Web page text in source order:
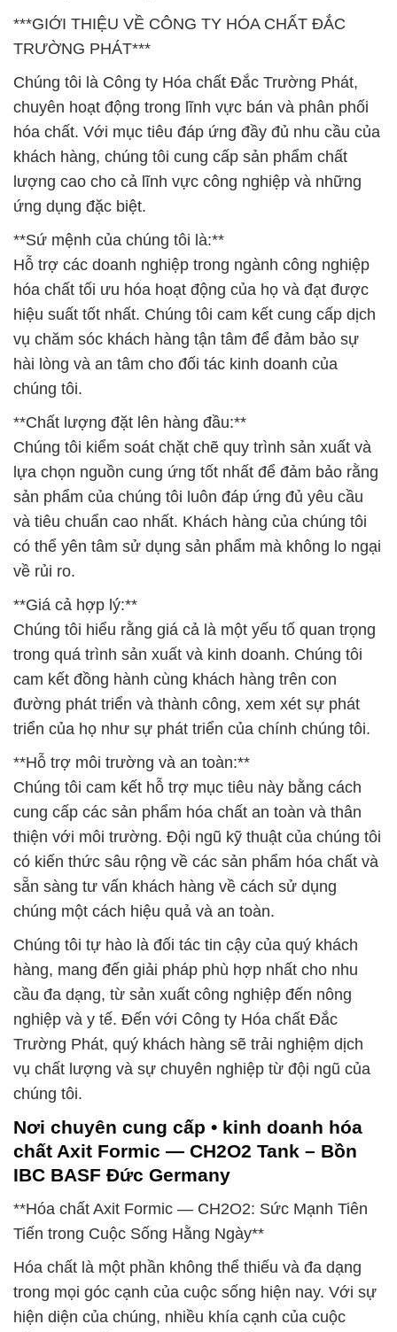
***GIỚI THIỆU VỀ CÔNG TY HÓA CHẤT ĐẮC
TRƯỜNG PHÁT***
Chúng tôi là Công ty Hóa chất Đắc Trường Phát,
chuyên hoạt động trong lĩnh vực bán và phân phối
hóa chất. Với mục tiêu đáp ứng đầy đủ nhu cầu của
khách hàng, chúng tôi cung cấp sản phẩm chất
lượng cao cho cả lĩnh vực công nghiệp và những
ứng dụng đặc biệt.
**Sứ mệnh của chúng tôi là:**
Hỗ trợ các doanh nghiệp trong ngành công nghiệp
hóa chất tối ưu hóa hoạt động của họ và đạt được
hiệu suất tốt nhất. Chúng tôi cam kết cung cấp dịch
vụ chăm sóc khách hàng tận tâm để đảm bảo sự
hài lòng và an tâm cho đối tác kinh doanh của
chúng tôi.
**Chất lượng đặt lên hàng đầu:**
Chúng tôi kiểm soát chặt chẽ quy trình sản xuất và
lựa chọn nguồn cung ứng tốt nhất để đảm bảo rằng
sản phẩm của chúng tôi luôn đáp ứng đủ yêu cầu
và tiêu chuẩn cao nhất. Khách hàng của chúng tôi
có thể yên tâm sử dụng sản phẩm mà không lo ngại
về rủi ro.
**Giá cả hợp lý:**
Chúng tôi hiểu rằng giá cả là một yếu tố quan trọng
trong quá trình sản xuất và kinh doanh. Chúng tôi
cam kết đồng hành cùng khách hàng trên con
đường phát triển và thành công, xem xét sự phát
triển của họ như sự phát triển của chính chúng tôi.
**Hỗ trợ môi trường và an toàn:**
Chúng tôi cam kết hỗ trợ mục tiêu này bằng cách
cung cấp các sản phẩm hóa chất an toàn và thân
thiện với môi trường. Đội ngũ kỹ thuật của chúng tôi
có kiến thức sâu rộng về các sản phẩm hóa chất và
sẵn sàng tư vấn khách hàng về cách sử dụng
chúng một cách hiệu quả và an toàn.
Chúng tôi tự hào là đối tác tin cậy của quý khách
hàng, mang đến giải pháp phù hợp nhất cho nhu
cầu đa dạng, từ sản xuất công nghiệp đến nông
nghiệp và y tế. Đến với Công ty Hóa chất Đắc
Trường Phát, quý khách hàng sẽ trải nghiệm dịch
vụ chất lượng và sự chuyên nghiệp từ đội ngũ của
chúng tôi.
Nơi chuyên cung cấp • kinh doanh hóa
chất Axit Formic — CH2O2 Tank – Bồn
IBC BASF Đức Germany
**Hóa chất Axit Formic — CH2O2: Sức Mạnh Tiên
Tiến trong Cuộc Sống Hằng Ngày**
Hóa chất là một phần không thể thiếu và đa dạng
trong mọi góc cạnh của cuộc sống hiện nay. Với sự
hiện diện của chúng, nhiều khía cạnh của cuộc